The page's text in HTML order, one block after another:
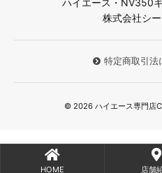
株式会社シ
特定商取引法
© 2026 ハイエース専門店
HOME 店舗